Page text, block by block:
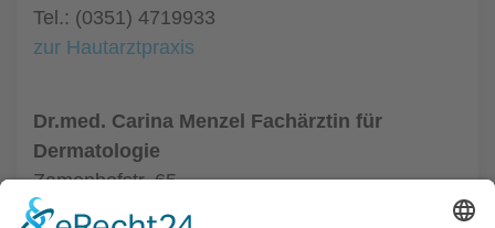
Tel.: (0351) 4719933
zur Hautarztpraxis
Dr.med. Carina Menzel Fachärztin für
Dermatologie
Zamenhofstr. 65
01257 Dresden